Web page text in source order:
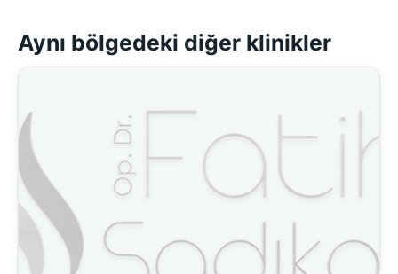
Aynı bölgedeki diğer klinikler